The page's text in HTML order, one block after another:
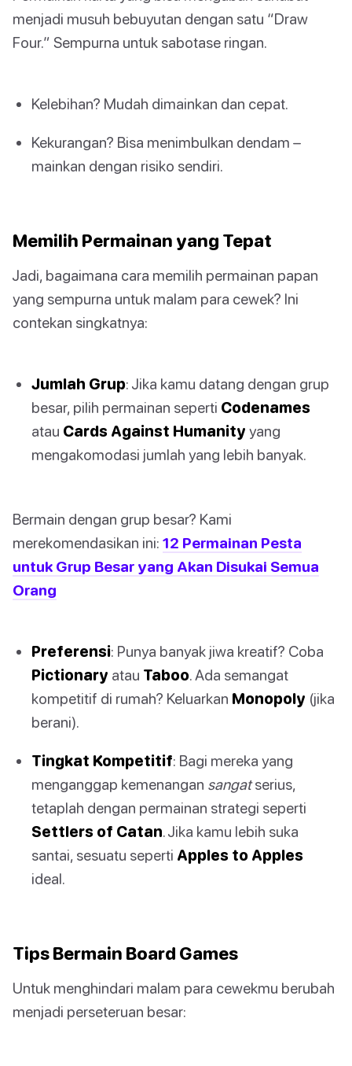
menjadi musuh bebuyutan dengan satu “Draw
Four.” Sempurna untuk sabotase ringan.
Kelebihan? Mudah dimainkan dan cepat.
Kekurangan? Bisa menimbulkan dendam –
mainkan dengan risiko sendiri.
Memilih Permainan yang Tepat
Jadi, bagaimana cara memilih permainan papan
yang sempurna untuk malam para cewek? Ini
contekan singkatnya:
Jumlah Grup: Jika kamu datang dengan grup
besar, pilih permainan seperti Codenames
atau Cards Against Humanity yang
mengakomodasi jumlah yang lebih banyak.
Bermain dengan grup besar? Kami
merekomendasikan ini: 12 Permainan Pesta
untuk Grup Besar yang Akan Disukai Semua
Orang
Preferensi: Punya banyak jiwa kreatif? Coba
Pictionary atau Taboo. Ada semangat
kompetitif di rumah? Keluarkan Monopoly (jika
berani).
Tingkat Kompetitif: Bagi mereka yang
menganggap kemenangan sangatserius,
tetaplah dengan permainan strategi seperti
Settlers of Catan. Jika kamu lebih suka
santai, sesuatu seperti Apples to Apples
ideal.
Tips Bermain Board Games
Untuk menghindari malam para cewekmu berubah
menjadi perseteruan besar: